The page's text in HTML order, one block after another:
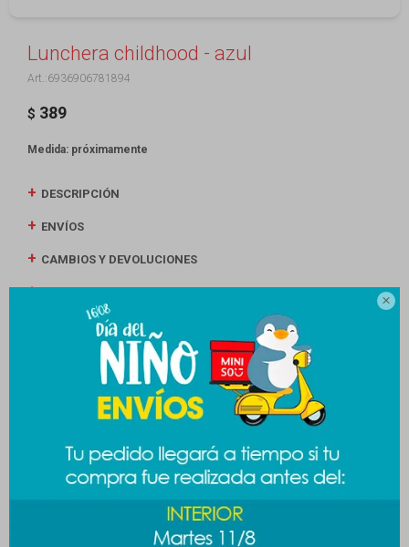

Lunchera childhood - azul
6936906781894
$ 389
Medida: próximamente
DESCRIPCIÓN
ENVÍOS
CAMBIOS Y DEVOLUCIONES
Productos que te pueden interesar